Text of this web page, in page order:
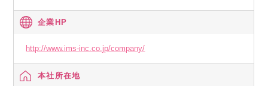
企業HP
http://www.ims-inc.co.jp/company/
本社所在地